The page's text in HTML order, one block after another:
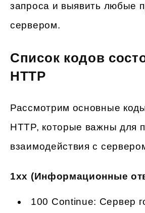
запроса и выявить любые
сервером.
Список кодов
HTTP
Рассмотрим основные
HTTP, которые важны для
взаимодействия с
1xx (Информационные
100 Continue: Сервер